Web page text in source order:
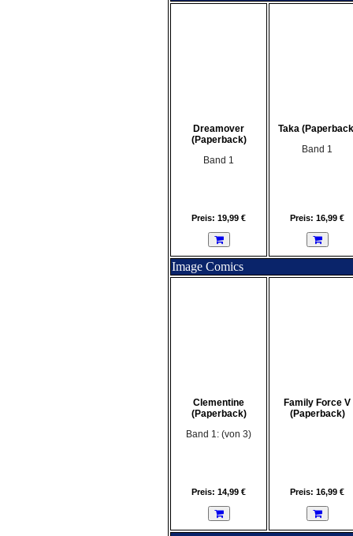
Dreamover
(Paperback)
Band 1
Preis: 19,99 €
Taka
Band 1
Preis: 16,99 €
Image Comics
Clementine
(Paperback)
Band 1: (von 3)
Preis: 14,99 €
Family Force V
(Paperback)
Preis: 16,99 €